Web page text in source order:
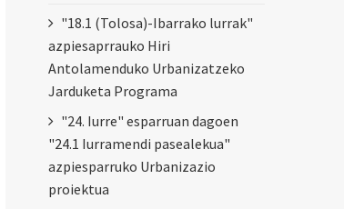
"18.1 (Tolosa)-Ibarrako lurrak"
azpiesaprrauko Hiri
Antolamenduko Urbanizatzeko
Jarduketa Programa
"24. Iurre" esparruan dagoen
"24.1 Iurramendi pasealekua"
azpiesparruko Urbanizazio
proiektua